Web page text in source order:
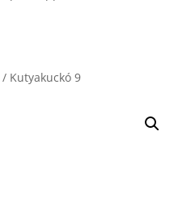
/ Kutyakuckó 9